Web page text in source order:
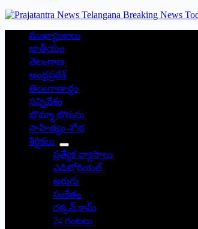
ముఖ్యాంశాలు
జాతీయం
తెలంగాణ
ఆంధ్రప్రదేశ్
తెలంగాణార్థం
సన్నివేశం
బొమ్మా బొరుసు
సాహిత్యం-శోభ
శీర్షికలు
ప్రత్యేక వ్యాసాలు
ఎడిటోరియల్
అరుగు
సంకేతం
దక్కన్.కామ్
24 గంటలు